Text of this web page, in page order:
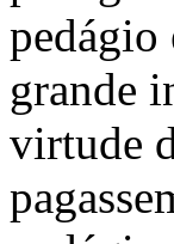
pedágio
grande
virtude